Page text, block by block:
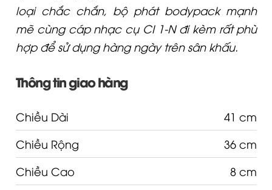
loại chắc chắn, bộ phát bodypack mạnh
mẽ cùng cáp nhạc cụ CI 1-N đi kèm rất phù
hợp để sử dụng hàng ngày trên sân khấu.
Thông tin giao hàng
Chiều Dài
41 cm
Chiều Rộng
36 cm
Chiều Cao
8 cm